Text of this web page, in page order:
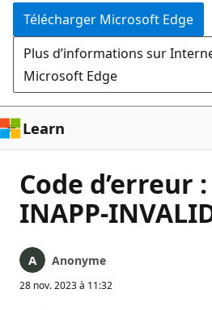
Télécharger Microsoft Edge
Plus d’informations sur
Microsoft Edge
Learn
Code d’erreur
INAPP-
Anonyme
28 nov. 2023 à 11:32